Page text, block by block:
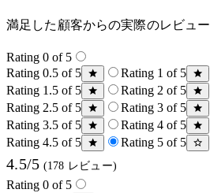
満足した顧客からの実際のレビュー
Rating 0 of 5
Rating 0.5 of 5
Rating 1 of 5
Rating 1.5 of 5
Rating 2 of 5
Rating 2.5 of 5
Rating 3 of 5
Rating 3.5 of 5
Rating 4 of 5
Rating 4.5 of 5
Rating 5 of 5
4.5/5 (178 レビュー)
Rating 0 of 5